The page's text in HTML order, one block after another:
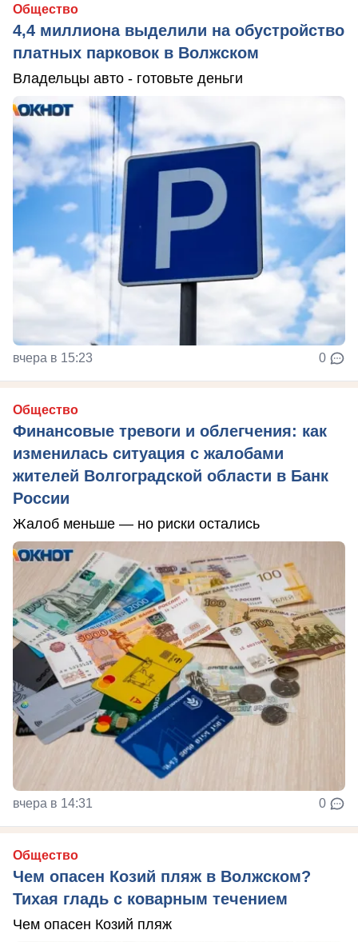
Общество
4,4 миллиона выделили на обустройство
платных парковок в Волжском
Владельцы авто - готовьте деньги
вчера в 15:23 0
Общество
Финансовые тревоги и облегчения: как
изменилась ситуация с жалобами
жителей Волгоградской области в Банк
России
Жалоб меньше — но риски остались
вчера в 14:31 0
Общество
Чем опасен Козий пляж в Волжском?
Тихая гладь с коварным течением
Чем опасен Козий пляж